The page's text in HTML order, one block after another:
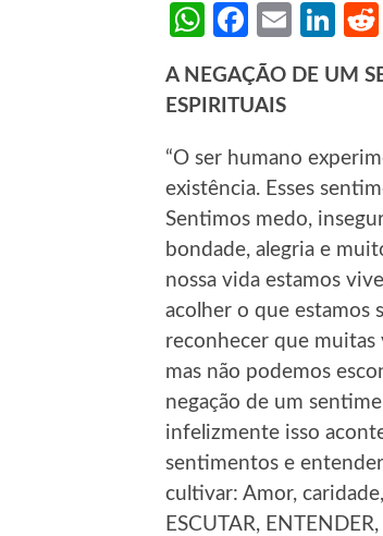
WhatsApp
Email
A NEGAÇÃO DE UM
ESPIRITUAIS
“O ser humano
existência. Esses
Sentimos medo,
bondade, alegria e
nossa vida estamos
acolher o que estamos
reconhecer que muitas
mas não podemos
negação de um
infelizmente isso
sentimentos e
cultivar: Amor,
ESCUTAR,